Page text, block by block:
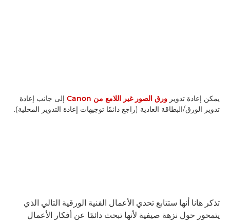
يمكن إعادة تدوير ورق الصور غير اللامع من Canon
إلى جانب إعادة
تدوير الورق/البطاقة العادية (راجع دائمًا توجيهات إعادة التدوير المحلية).
تذكر هانا أنها ستتابع تحدي الأعمال الفنية الورقية التالي الذي
يتمحور حول نزهة صيفية لأنها تبحث دائمًا عن أفكار الأعمال